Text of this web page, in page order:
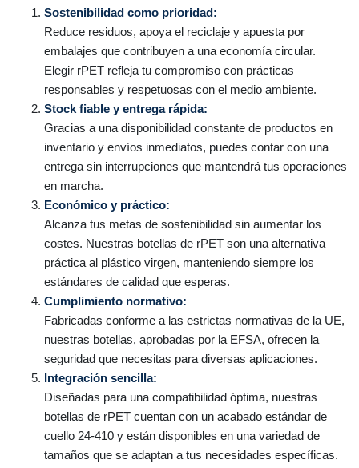
Sostenibilidad como prioridad:
Reduce residuos, apoya el reciclaje y apuesta por
embalajes que contribuyen a una economía circular.
Elegir rPET refleja tu compromiso con prácticas
responsables y respetuosas con el medio ambiente.
Stock fiable y entrega rápida:
Gracias a una disponibilidad constante de productos en
inventario y envíos inmediatos, puedes contar con una
entrega sin interrupciones que mantendrá tus operaciones
en marcha.
Económico y práctico:
Alcanza tus metas de sostenibilidad sin aumentar los
costes. Nuestras botellas de rPET son una alternativa
práctica al plástico virgen, manteniendo siempre los
estándares de calidad que esperas.
Cumplimiento normativo:
Fabricadas conforme a las estrictas normativas de la UE,
nuestras botellas, aprobadas por la EFSA, ofrecen la
seguridad que necesitas para diversas aplicaciones.
Integración sencilla:
Diseñadas para una compatibilidad óptima, nuestras
botellas de rPET cuentan con un acabado estándar de
cuello 24-410 y están disponibles en una variedad de
tamaños que se adaptan a tus necesidades específicas.